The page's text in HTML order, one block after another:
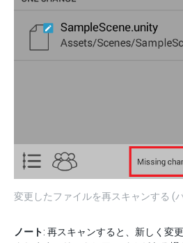
変更したファイルを再スキャンする (
ノート: 再スキャンすると、新しく変